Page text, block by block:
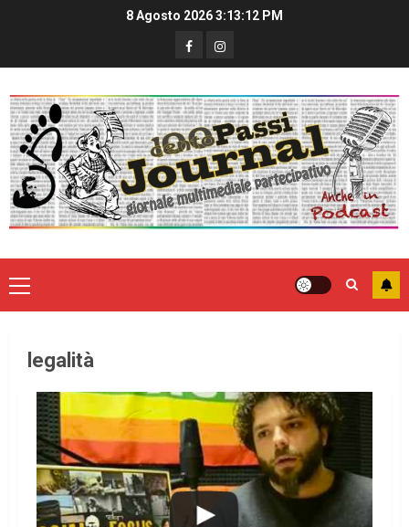
8 Agosto 20263:13:12 PM
legalità